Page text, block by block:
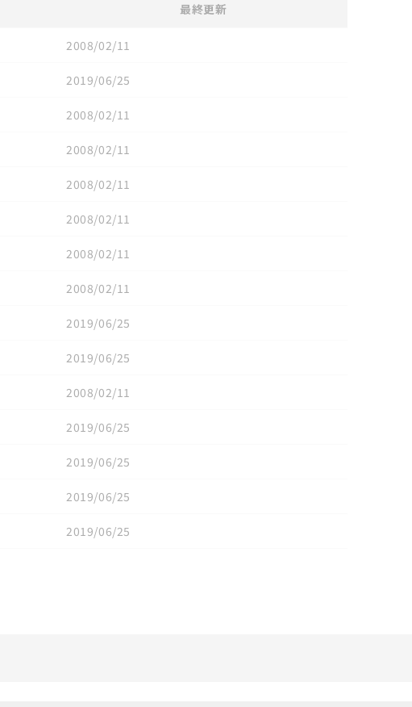
最終更新
2008/02/11
2019/06/25
2008/02/11
2008/02/11
2008/02/11
2008/02/11
2008/02/11
2008/02/11
2019/06/25
2019/06/25
2008/02/11
2019/06/25
2019/06/25
2019/06/25
2019/06/25